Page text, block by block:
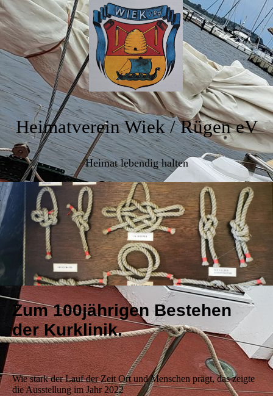
Heimatverein Wiek / Rügen eV
Heimat lebendig halten
Zum 100jährigen Bestehen
der Kurklinik.
Wie stark der Lauf der Zeit Ort und Menschen prägt, das zeigte
die Ausstellung im Jahr 2022